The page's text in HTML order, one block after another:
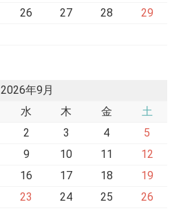
26 27 28
29
2026年9月
水 木 金
土
2 3 4
5
9 10 11
12
16 17 18
19
23 24 25
26